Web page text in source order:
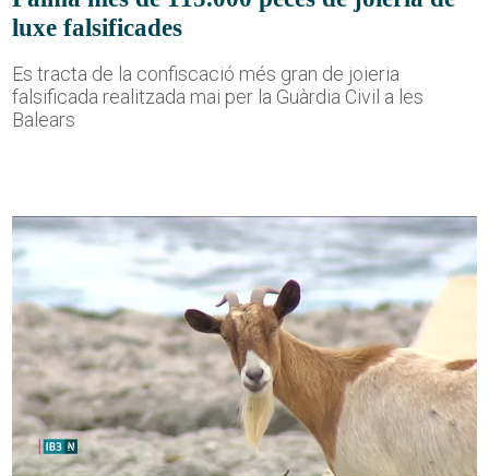
luxe falsificades
Es tracta de la confiscació més gran de joieria
falsificada realitzada mai per la Guàrdia Civil a les
Balears